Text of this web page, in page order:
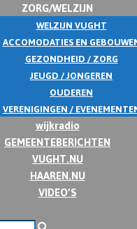
ZORG/WELZIJN
WELZIJN VUGHT
ACCOMODATIES EN
GEZONDHEID / ZORG
JEUGD / JONGEREN
OUDEREN
VERENIGINGEN /
wijkradio
GEMEENTEBERICHTEN
VUGHT.NU
HAAREN.NU
VIDEO’S